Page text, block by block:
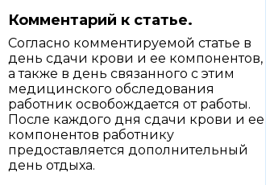
Комментарий к статье.
Согласно комментируемой статье в
день сдачи крови и ее компонентов,
а также в день связанного с этим
медицинского обследования
работник освобождается от работы.
После каждого дня сдачи крови и ее
компонентов работнику
предоставляется дополнительный
день отдыха.